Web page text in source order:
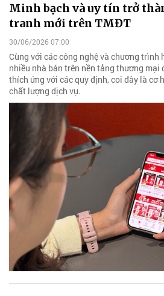
Minh bạch và uy tín trở
tranh mới trên TMĐT
30/06/2026 07:00
Cùng với các công nghệ và chương trình
nhiều nhà bán trên nền tảng thương mại
thích ứng với các quy định, coi đây là cơ
chất lượng dịch vụ.